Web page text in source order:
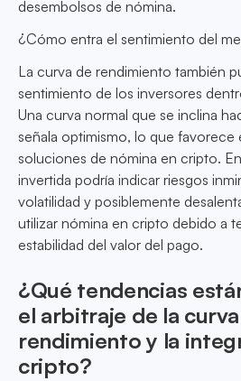
desembolsos de nómina.
¿Cómo entra el sentimiento del
La curva de rendimiento también
sentimiento de los inversores
Una curva normal que se inclina
señala optimismo, lo que favorece
soluciones de nómina en cripto.
invertida podría indicar riesgos
volatilidad y posiblemente
utilizar nómina en cripto debido a
estabilidad del valor del pago.
¿Qué tendencias
el arbitraje de la
rendimiento y la
cripto?